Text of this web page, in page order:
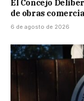
El Concejo
de obras
6 de agosto de 2026